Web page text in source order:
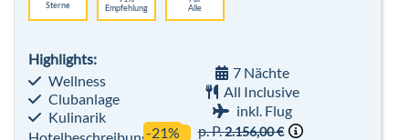
Grecotels LUXME Dama Dama
Griechenland, Rhodos All Inclusive